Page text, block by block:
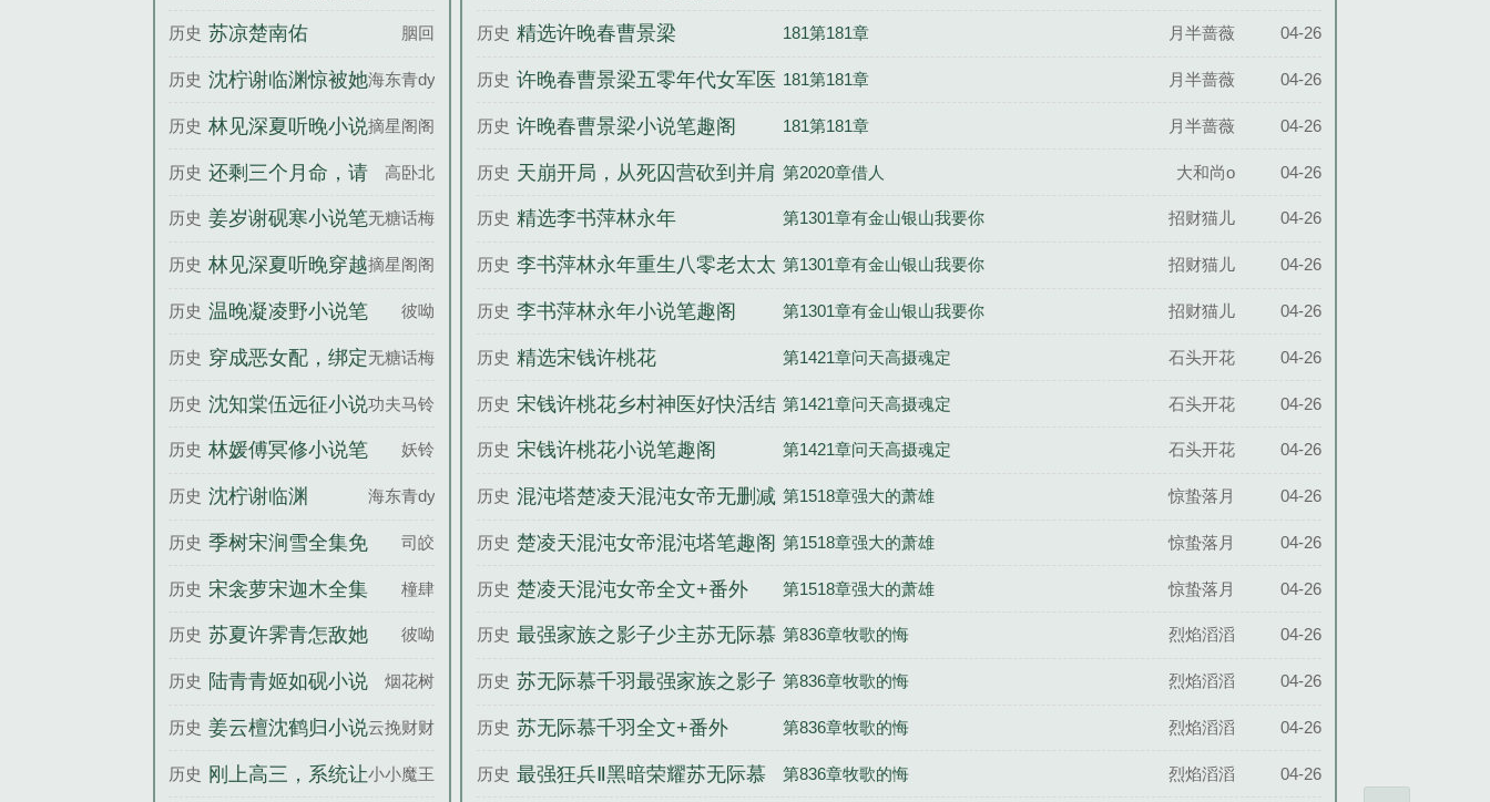
鲜百度云
历史 苏凉楚南佑 胭回
历史 沈柠谢临渊惊被她
害死的摄政王也重
生了百度云
海东青dy
历史 林见深夏听晚小说
笔趣阁
摘星阁阁主
历史 还剩三个月命，请
让我从容赴死庄子
昂苏雨蝶全文完整
高卧北
历史 姜岁谢砚寒小说笔
趣阁
无糖话梅
历史 林见深夏听晚穿越
成恶人，我成了妹
妹的救世主百度云
摘星阁阁主
历史 温晚凝凌野小说笔
趣阁
彼呦
历史 穿成恶女配，绑定
阴湿反派黑化前姜
岁谢砚寒全文完整
无糖话梅
历史 沈知棠伍远征小说
笔趣阁
功夫马铃薯
历史 林媛傅冥修小说笔
趣阁
妖铃
历史 沈柠谢临渊 海东青dy
历史 季树宋涧雪全集免
费阅读
司皎
历史 宋衾萝宋迦木全集
免费阅读
橦肆
历史 苏夏许霁青怎敌她
动人百度云
彼呦
历史
陆青青姬如砚小说
笔趣阁
烟花树
历史 姜云檀沈鹤归小说
笔趣阁
云挽财财
历史 刚上高三，系统让小小魔王
历史 精选许晚春曹景梁 181第181章 月半蔷薇 04-26
历史 许晚春曹景梁五零年代女军医
结局
181第181章 月半蔷薇 04-26
历史 许晚春曹景梁小说笔趣阁 181第181章 月半蔷薇 04-26
历史 天崩开局，从死囚营砍到并肩
王
第2020章借人 大和尚o 04-26
历史 精选李书萍林永年 第1301章有金山银山我要你 招财猫儿 04-26
历史 李书萍林永年重生八零老太太
抛子弃女结局
第1301章有金山银山我要你 招财猫儿 04-26
历史 李书萍林永年小说笔趣阁 第1301章有金山银山我要你 招财猫儿 04-26
历史 精选宋钱许桃花 第1421章问天高摄魂定 石头开花 04-26
历史 宋钱许桃花乡村神医好快活结
局
第1421章问天高摄魂定 石头开花 04-26
历史 宋钱许桃花小说笔趣阁 第1421章问天高摄魂定 石头开花 04-26
历史 混沌塔楚凌天混沌女帝无删减
完整版
第1518章强大的萧雄 惊蛰落月 04-26
历史 楚凌天混沌女帝混沌塔笔趣阁 第1518章强大的萧雄 惊蛰落月 04-26
历史 楚凌天混沌女帝全文+番外 第1518章强大的萧雄 惊蛰落月 04-26
历史 最强家族之影子少主苏无际慕
千羽无删减完整版
第836章牧歌的悔 烈焰滔滔 04-26
历史 苏无际慕千羽最强家族之影子
少主笔趣阁
第836章牧歌的悔 烈焰滔滔 04-26
历史 苏无际慕千羽全文+番外 第836章牧歌的悔 烈焰滔滔 04-26
历史 最强狂兵Ⅱ黑暗荣耀苏无际慕 第836章牧歌的悔 烈焰滔滔 04-26